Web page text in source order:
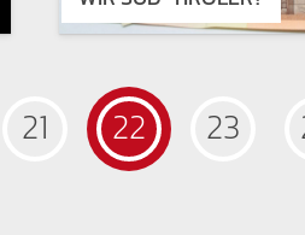
21 22 23